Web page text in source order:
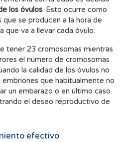
los óvulos. Esto ocurre como
se producen a la hora de
que va a llevar cada óvulo.
tener 23 cromosomas mientras
el número de cromosomas
la calidad de los óvulos no
que habitualmente no
un embarazo o en último caso
el deseo reproductivo de
efectivo